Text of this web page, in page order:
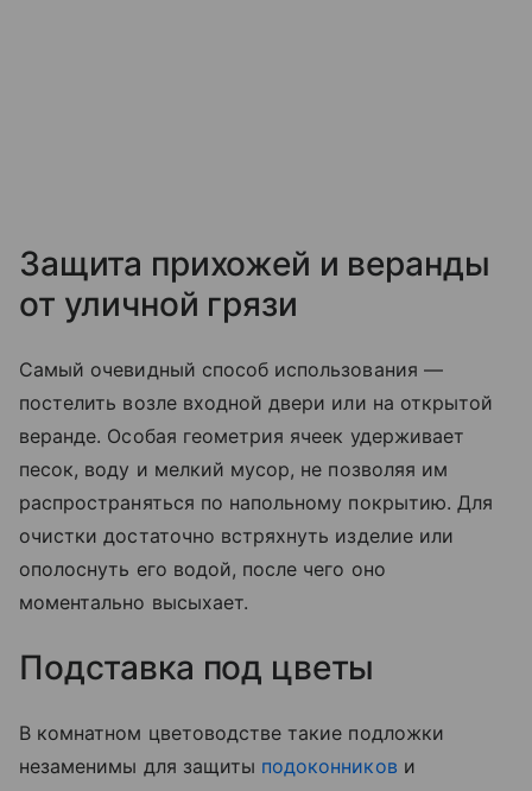
Защита прихожей и веранды
от уличной грязи
Самый очевидный способ использования —
постелить возле входной двери или на открытой
веранде. Особая геометрия ячеек удерживает
песок, воду и мелкий мусор, не позволяя им
распространяться по напольному покрытию. Для
очистки достаточно встряхнуть изделие или
ополоснуть его водой, после чего оно
моментально высыхает.
Подставка под цветы
В комнатном цветоводстве такие подложки
незаменимы для защиты подоконников и